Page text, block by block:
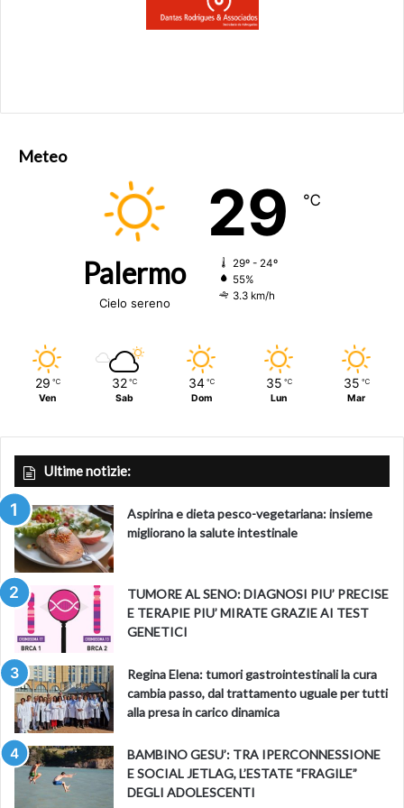
Meteo
Palermo
Cielo sereno
29 ℃
29º - 24º
55%
3.3 km/h
29 ℃
Ven
32 ℃
Sab
34 ℃
Dom
35 ℃
Lun
35 ℃
Mar
Ultime notizie:
Aspirina e dieta pesco-vegetariana: insieme
migliorano la salute intestinale
TUMORE AL SENO: DIAGNOSI PIU’ PRECISE
E TERAPIE PIU’ MIRATE GRAZIE AI TEST
GENETICI
Regina Elena: tumori gastrointestinali la cura
cambia passo, dal trattamento uguale per tutti
alla presa in carico dinamica
BAMBINO GESU’: TRA IPERCONNESSIONE
E SOCIAL JETLAG, L’ESTATE “FRAGILE”
DEGLI ADOLESCENTI